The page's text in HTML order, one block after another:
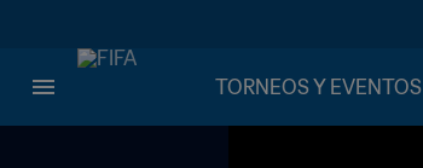
TORNEOS Y EVENTOS